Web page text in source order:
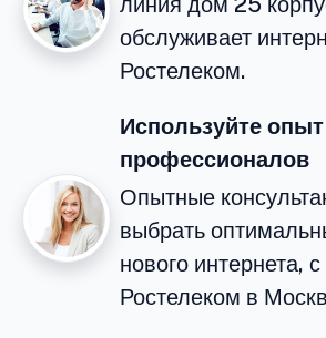
обслуживает
Ростелеком.
Используйте опыт
профессионалов
Опытные
выбрать
нового интернета,
Ростелеком в